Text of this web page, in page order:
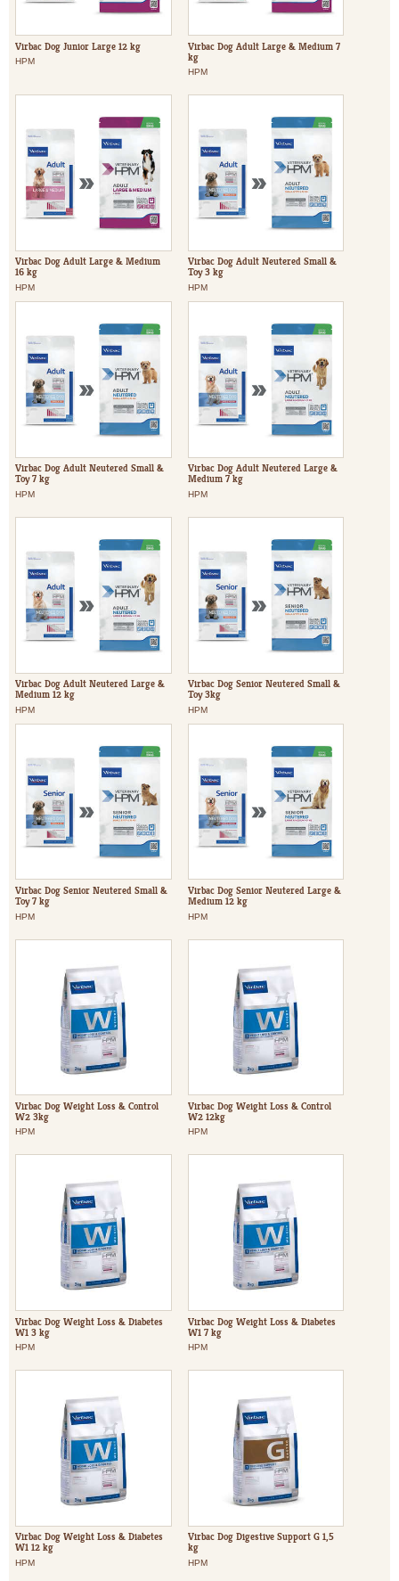
Virbac Dog Junior Large 12 kg
HPM
Virbac Dog Adult Large & Medium 7
kg
HPM
Virbac Dog Adult Large & Medium
16 kg
HPM
Virbac Dog Adult Neutered Small &
Toy 3 kg
HPM
Virbac Dog Adult Neutered Small &
Toy 7 kg
HPM
Virbac Dog Adult Neutered Large &
Medium 7 kg
HPM
Virbac Dog Adult Neutered Large &
Medium 12 kg
HPM
Virbac Dog Senior Neutered Small &
Toy 3kg
HPM
Virbac Dog Senior Neutered Small &
Toy 7 kg
HPM
Virbac Dog Senior Neutered Large &
Medium 12 kg
HPM
Virbac Dog Weight Loss & Control
W2 3kg
HPM
Virbac Dog Weight Loss & Control
W2 12kg
HPM
Virbac Dog Weight Loss & Diabetes
W1 3 kg
HPM
Virbac Dog Weight Loss & Diabetes
W1 7 kg
HPM
Virbac Dog Weight Loss & Diabetes
W1 12 kg
HPM
Virbac Dog Digestive Support G 1,5
kg
HPM